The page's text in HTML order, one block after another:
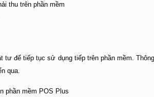
tư để tiếp tục sử dụng tiếp trên phần mềm.
qua.